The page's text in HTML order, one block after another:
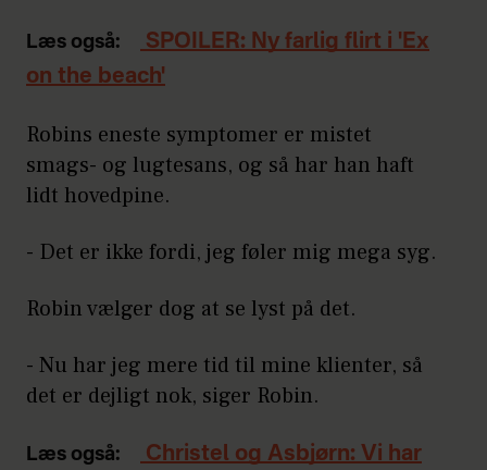
Læs også:
SPOILER: Ny farlig flirt i 'Ex
on the beach'
Robins eneste symptomer er mistet
smags- og lugtesans, og så har han haft
lidt hovedpine.
- Det er ikke fordi, jeg føler mig mega syg.
Robin vælger dog at se lyst på det.
- Nu har jeg mere tid til mine klienter, så
det er dejligt nok, siger Robin.
Læs også:
Christel og Asbjørn: Vi har